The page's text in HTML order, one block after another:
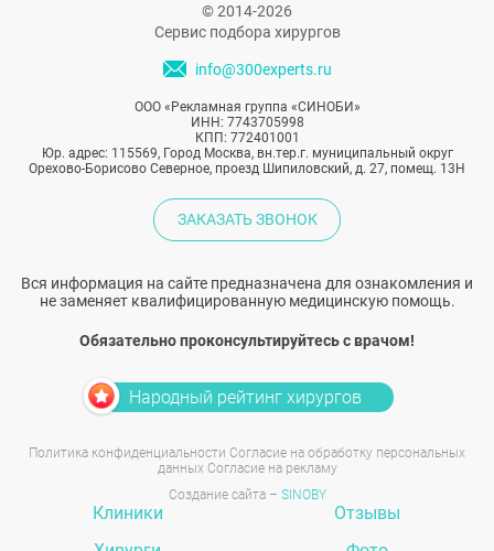
© 2014-2026
Сервис подбора хирургов
info@300experts.ru
ООО «Рекламная группа «СИНОБИ»
ИНН: 7743705998
КПП: 772401001
Юр. адрес: 115569, Город Москва, вн.тер.г. муниципальный округ
Орехово-Борисово Северное, проезд Шипиловский, д. 27, помещ. 13Н
ЗАКАЗАТЬ ЗВОНОК
Вся информация на сайте предназначена для ознакомления и
не заменяет квалифицированную медицинскую помощь.
Обязательно проконсультируйтесь с врачом!
Народный рейтинг хирургов
Политика конфиденциальности Согласие на обработку персональных
данных Согласие на рекламу
Создание сайта – SINOBY
Клиники
Отзывы